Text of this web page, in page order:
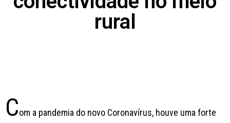
rural
Com a pandemia do novo Coronavírus, houve uma forte